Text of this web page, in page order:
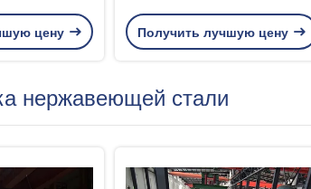
стали
304цену
ИД толщины 508 0,3 до
3.0мм/610мм
Получить лучшую цену
нержавеющей стали